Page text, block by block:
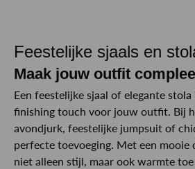
Feestelijke sjaals en
Maak jouw outfit
Een feestelijke sjaal of elegante
finishing touch voor jouw outfit. Bij
avondjurk, feestelijke jumpsuit of
perfecte toevoeging. Met een mooie
niet alleen stijl, maar ook warmte